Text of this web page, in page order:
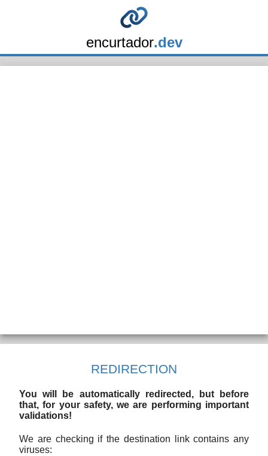
encurtador.dev
REDIRECTION
You will be automatically redirected, but before
that, for your safety, we are performing important
validations!
We are checking if the destination link contains any
viruses: